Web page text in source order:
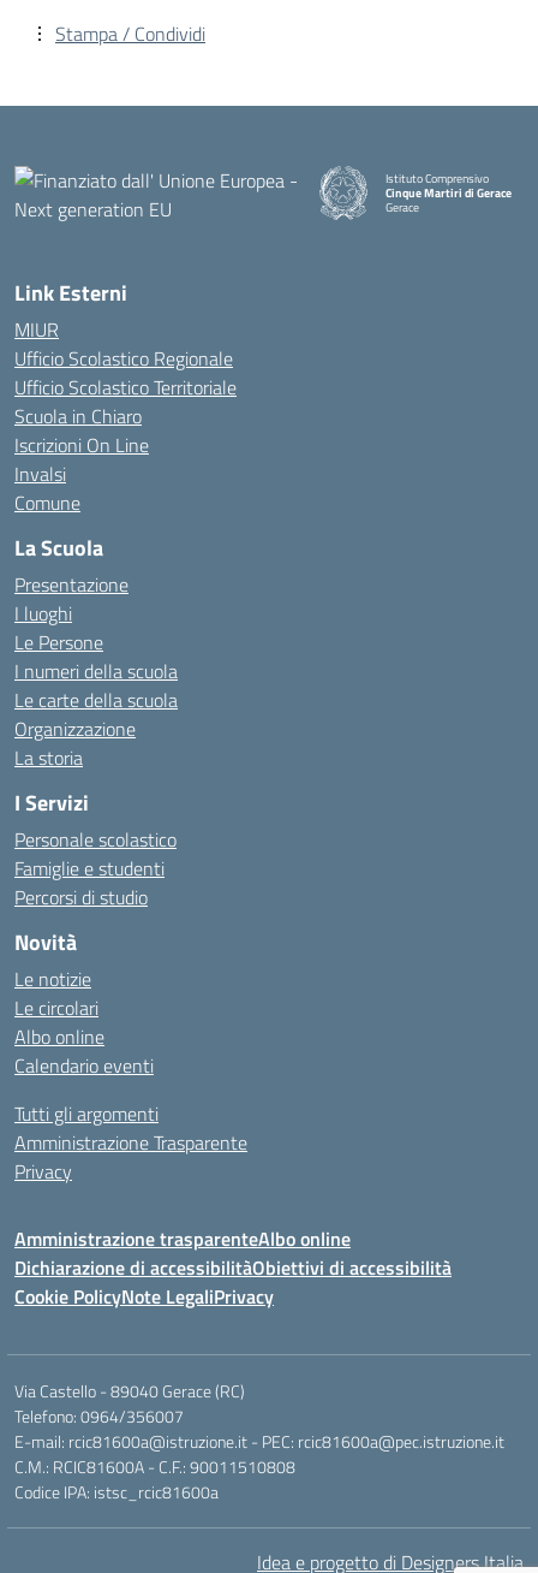
Stampa / Condividi
Istituto Comprensivo
Cinque Martiri di Gerace
Gerace
Link Esterni
MIUR
Ufficio Scolastico Regionale
Ufficio Scolastico Territoriale
Scuola in Chiaro
Iscrizioni On Line
Invalsi
Comune
La Scuola
Presentazione
I luoghi
Le Persone
I numeri della scuola
Le carte della scuola
Organizzazione
La storia
I Servizi
Personale scolastico
Famiglie e studenti
Percorsi di studio
Novità
Le notizie
Le circolari
Albo online
Calendario eventi
Tutti gli argomenti
Amministrazione Trasparente
Privacy
Amministrazione trasparenteAlbo online
Dichiarazione di accessibilitàObiettivi di accessibilità
Cookie PolicyNote LegaliPrivacy
Via Castello - 89040 Gerace (RC)
Telefono: 0964/356007
E-mail: rcic81600a@istruzione.it - PEC: rcic81600a@pec.istruzione.it
C.M.: RCIC81600A - C.F.: 90011510808
Codice IPA: istsc_rcic81600a
Idea e progetto di Designers Italia